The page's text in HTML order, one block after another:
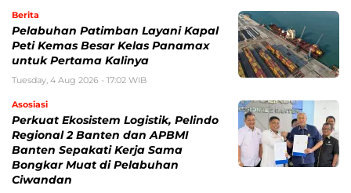
Berita
Pelabuhan Patimban Layani Kapal
Peti Kemas Besar Kelas Panamax
untuk Pertama Kalinya
Tuesday, 4 Aug 2026 - 17:02 WIB
Asosiasi
Perkuat Ekosistem Logistik, Pelindo
Regional 2 Banten dan APBMI
Banten Sepakati Kerja Sama
Bongkar Muat di Pelabuhan
Ciwandan